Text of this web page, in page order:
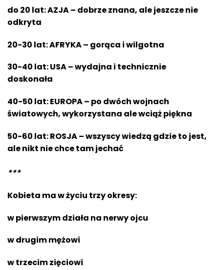
do 20 lat: AZJA – dobrze znana, ale jeszcze nie
odkryta
20-30 lat: AFRYKA – gorąca i wilgotna
30-40 lat: USA – wydajna i technicznie
doskonała
40-50 lat: EUROPA – po dwóch wojnach
światowych, wykorzystana ale wciąż piękna
50-60 lat: ROSJA – wszyscy wiedzą gdzie to jest,
ale nikt nie chce tam jechać
***
Kobieta ma w życiu trzy okresy:
w pierwszym działa na nerwy ojcu
w drugim mężowi
w trzecim zięciowi